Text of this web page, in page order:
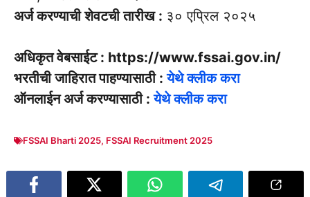
अर्ज करण्याची शेवटची तारीख : ३० एप्रिल २०२५
अधिकृत वेबसाईट : https://www.fssai.gov.in/
भरतीची जाहिरात पाहण्यासाठी :येथे क्लीक करा
ऑनलाईन अर्ज करण्यासाठी :येथे क्लीक करा
FSSAI Bharti 2025, FSSAI Recruitment 2025